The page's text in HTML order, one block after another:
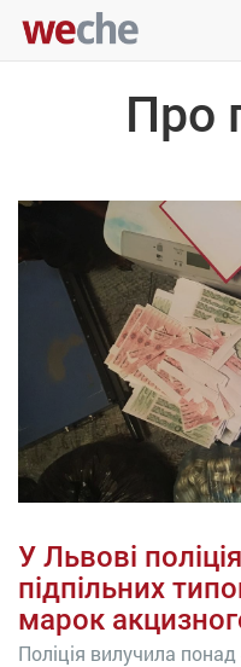
Про
У Львові
підпільних
марок
Поліція вилучила